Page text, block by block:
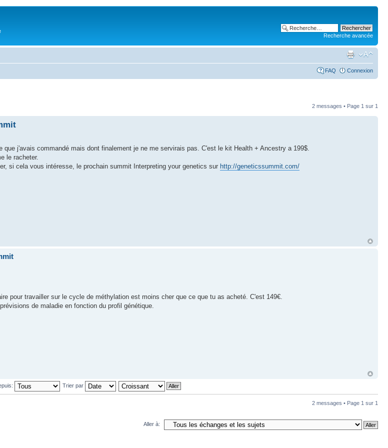
Recherche avancée
FAQ Connexion
2 messages • Page 1 sur 1
que j'avais commandé mais dont finalement je ne me servirais pas. C'est le kit Health + Ancestry a 199$.
le racheter.
si cela vous intéresse, le prochain summit Interpreting your genetics sur http://geneticssummit.com/
pour travailler sur le cycle de méthylation est moins cher que ce que tu as acheté. C'est 149€.
de maladie en fonction du profil génétique.
Trier par
2 messages • Page 1 sur 1
Aller à: